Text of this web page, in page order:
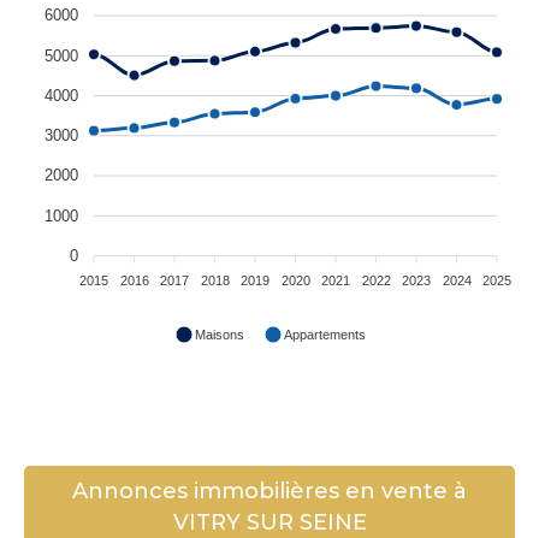
6000
5000
4000
3000
2000
1000
0
2015 2016 2017 2018 2019 2020 2021 2022 2023 2024 2025
Maisons Appartements
Annonces immobilières en vente à
VITRY SUR SEINE